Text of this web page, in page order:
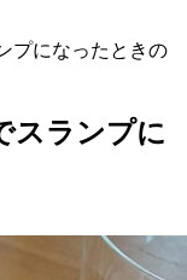
プになったときの
スランプに